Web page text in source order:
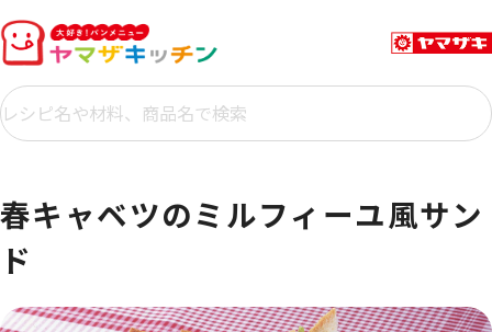
春キャベツのミルフィーユ風サン
ド